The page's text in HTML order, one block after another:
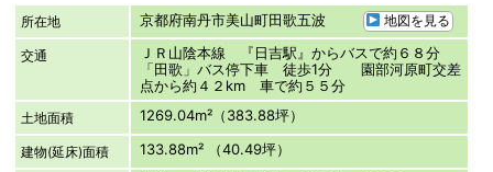
所在地 京都府南丹市美山町田歌五波 地図を見る
交通
ＪＲ山陰本線 『日吉駅』からバスで約６８分
「田歌」バス停下車 徒歩1分 園部河原町交差
点から約４２km 車で約５５分
土地面積 1269.04m²（383.88坪）
建物(延床)面積 133.88m² （40.49坪）